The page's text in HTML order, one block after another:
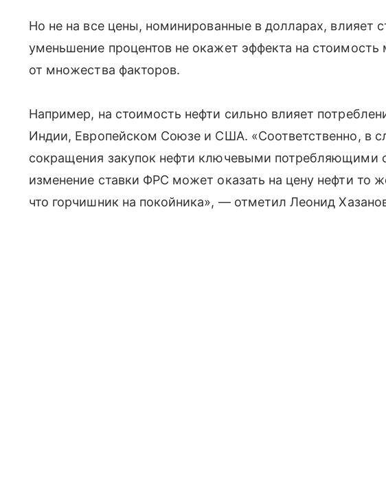
Но не на все цены, номинированные в долларах, влияет
уменьшение процентов не окажет эффекта на стоимость
от множества факторов.
Например, на стоимость нефти сильно влияет
Индии, Европейском Союзе и США. «Соответственно, в
сокращения закупок нефти ключевыми потребляющими
изменение ставки ФРС может оказать на цену нефти то
что горчишник на покойника», — отметил Леонид